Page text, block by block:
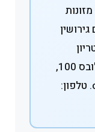
מוסמך ומגשר מוסמך. דירוג: גלובס 100,
2023, ומומלץ ononews 2026. טלפון: